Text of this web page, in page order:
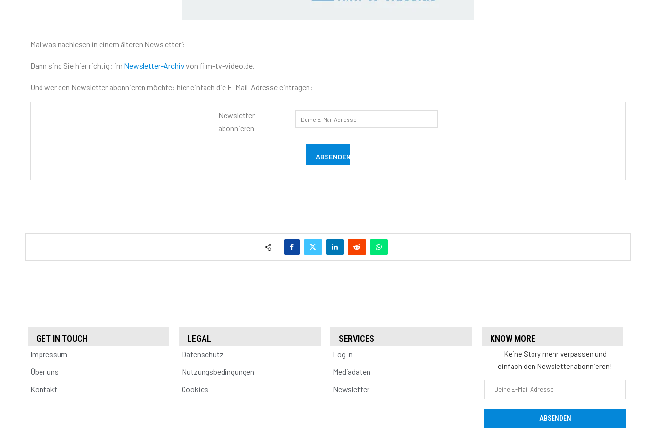
Mal was nachlesen in einem älteren Newsletter?
Dann sind Sie hier richtig: im Newsletter-Archiv von film-tv-video.de.
Und wer den Newsletter abonnieren möchte: hier einfach die E-Mail-Adresse eintragen:
Newsletter
abonnieren
GET IN TOUCH
Impressum
Über uns
Kontakt
LEGAL
Datenschutz
Nutzungsbedingungen
Cookies
SERVICES
Log In
Mediadaten
Newsletter
KNOW MORE
Keine Story mehr verpassen und
einfach den Newsletter abonnieren!